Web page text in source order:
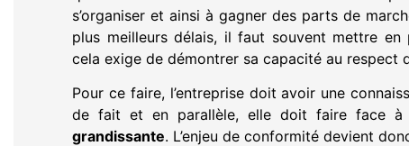
s’organiser et ainsi à gagner des parts de
plus meilleurs délais, il faut souvent mettre
cela exige de démontrer sa capacité au respect
Pour ce faire, l’entreprise doit avoir une
de fait et en parallèle, elle doit faire face à
grandissante. L’enjeu de conformité devient